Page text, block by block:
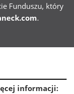
Funduszu, który
.
informacji: